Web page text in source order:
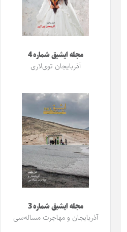
مجله ایشیق شماره 4
آذربایجان توی‌لاری
مجله ایشیق شماره 3
آذربایجان و مهاجرت مساله‌سی